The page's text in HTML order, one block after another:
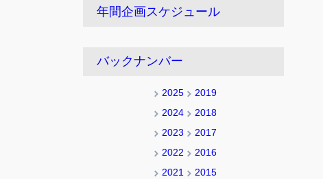
年間企画スケジュール
バックナンバー
2025
2024
2023
2022
2021
2019
2018
2017
2016
2015